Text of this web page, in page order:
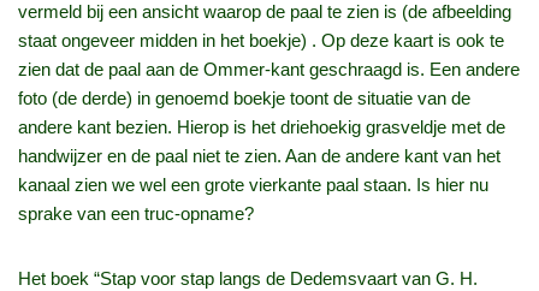
vermeld bij een ansicht waarop de paal te zien is (de afbeelding
staat ongeveer midden in het boekje) . Op deze kaart is ook te
zien dat de paal aan de Ommer-kant geschraagd is. Een andere
foto (de derde) in genoemd boekje toont de situatie van de
andere kant bezien. Hierop is het driehoekig grasveldje met de
handwijzer en de paal niet te zien. Aan de andere kant van het
kanaal zien we wel een grote vierkante paal staan. Is hier nu
sprake van een truc-opname?
Het boek “Stap voor stap langs de Dedemsvaart van G. H.